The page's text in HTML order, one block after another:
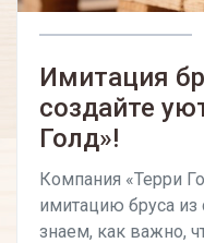
Имитация
создайте
Голд»!
Компания «Терри
имитацию бруса
знаем, как важно,